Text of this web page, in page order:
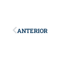
ANTERIOR